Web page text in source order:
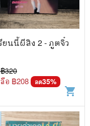
ยนนี้ผีสิง 2 - ภูตจิ๋ว
320
อ ฿208 ลด35%
shopping_cart